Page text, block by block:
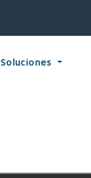
Soluciones